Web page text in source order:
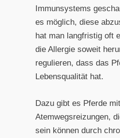
Immunsystems
es möglich, diese
hat man langfristig oft
die Allergie soweit
regulieren, dass das
Lebensqualität hat.
Dazu gibt es Pferde
Atemwegsreizungen,
sein können durch